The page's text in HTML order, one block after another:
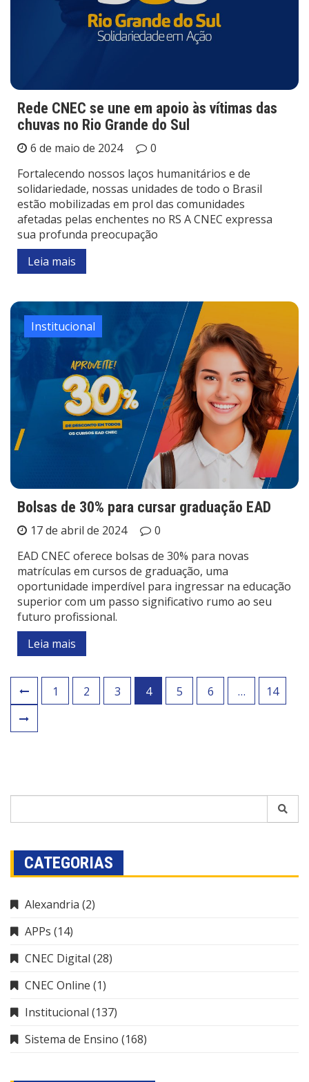
Rede CNEC se une em apoio às vítimas das
chuvas no Rio Grande do Sul
6 de maio de 2024
0
Fortalecendo nossos laços humanitários e de
solidariedade, nossas unidades de todo o Brasil
estão mobilizadas em prol das comunidades
afetadas pelas enchentes no RS A CNEC expressa
sua profunda preocupação
Leia mais
Institucional
Bolsas de 30% para cursar graduação EAD
17 de abril de 2024
0
EAD CNEC oferece bolsas de 30% para novas
matrículas em cursos de graduação, uma
oportunidade imperdível para ingressar na educação
superior com um passo significativo rumo ao seu
futuro profissional.
Leia mais
1 2 3 4 5 6 … 14
CATEGORIAS
Alexandria (2)
APPs (14)
CNEC Digital (28)
CNEC Online (1)
Institucional (137)
Sistema de Ensino (168)